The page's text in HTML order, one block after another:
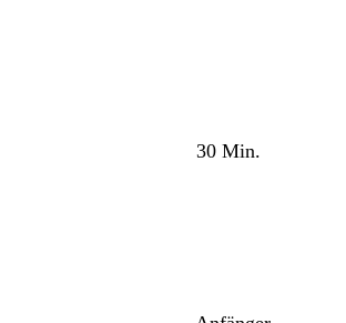
30 Min.